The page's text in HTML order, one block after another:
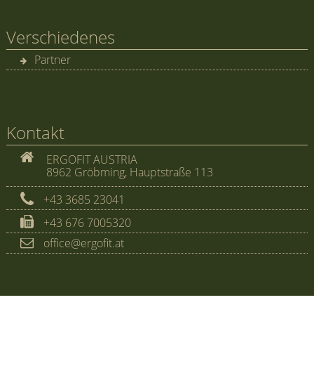
Verschiedenes
Partner
Kontakt
ERGOFIT AUSTRIA
8962 Gröbming, Hauptstraße 113
+43 3685 23041
+43 676 7005320
office@ergofit.at